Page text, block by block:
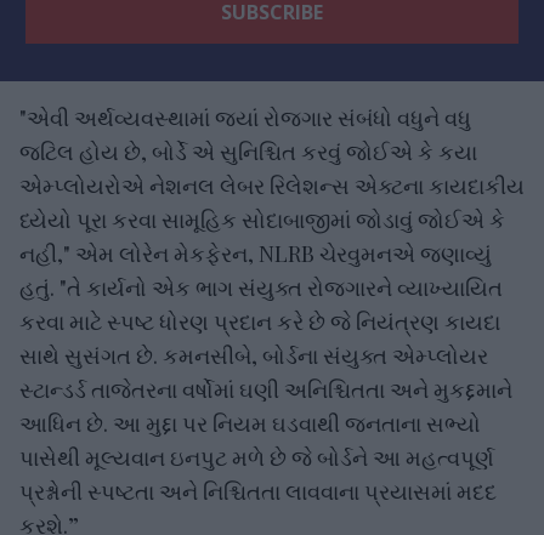
"એવી અર્થવ્યવસ્થામાં જ્યાં રોજગાર સંબંધો વધુને વધુ
જટિલ હોય છે, બોર્ડે એ સુનિશ્ચિત કરવું જોઈએ કે કયા
એમ્પ્લોયરોએ નેશનલ લેબર રિલેશન્સ એક્ટના કાયદાકીય
ધ્યેયો પૂરા કરવા સામૂહિક સોદાબાજીમાં જોડાવું જોઈએ કે
નહી," એમ લોરેન મેકફેરન, NLRB ચેરવુમનએ જણાવ્યું
હતું. "તે કાર્યનો એક ભાગ સંયુક્ત રોજગારને વ્યાખ્યાયિત
કરવા માટે સ્પષ્ટ ધોરણ પ્રદાન કરે છે જે નિયંત્રણ કાયદા
સાથે સુસંગત છે. કમનસીબે, બોર્ડના સંયુક્ત એમ્પ્લોયર
સ્ટાન્ડર્ડ તાજેતરના વર્ષોમાં ઘણી અનિશ્ચિતતા અને મુકદ્દમાને
આધિન છે. આ મુદ્દા પર નિયમ ઘડવાથી જનતાના સભ્યો
પાસેથી મૂલ્યવાન ઇનપુટ મળે છે જે બોર્ડને આ મહત્વપૂર્ણ
પ્રશ્નોની સ્પષ્ટતા અને નિશ્ચિતતા લાવવાના પ્રયાસમાં મદદ
કરશે.”